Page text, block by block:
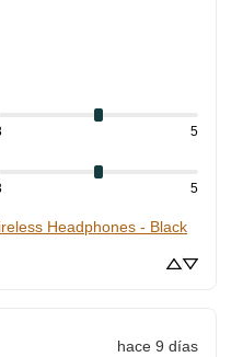
5
5
Headphones - Black
hace 9 días